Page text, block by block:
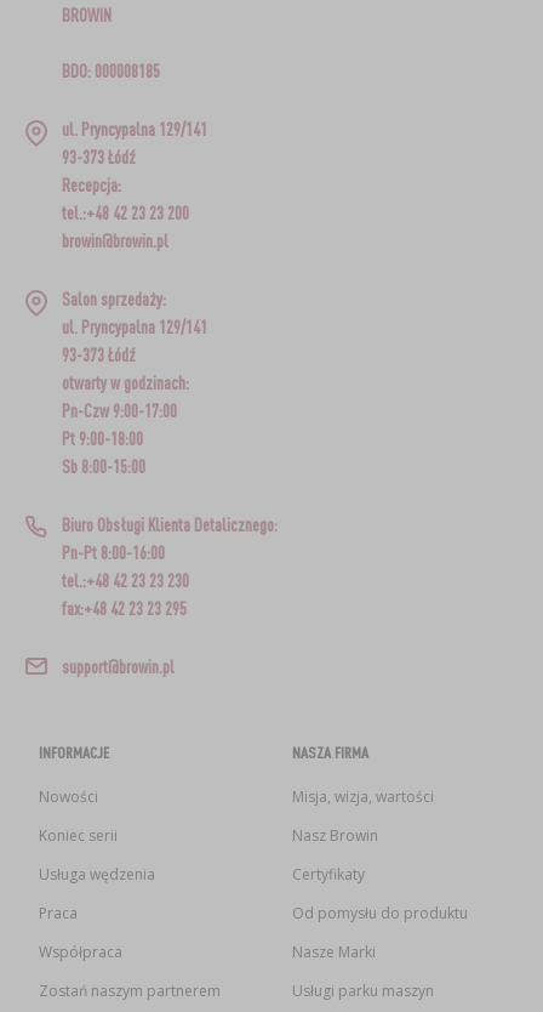
BROWIN
BDO: 000008185
ul. Pryncypalna 129/141
93-373 Łódź
Recepcja:
tel.:+48 42 23 23 200
browin@browin.pl
Salon sprzedaży:
ul. Pryncypalna 129/141
93-373 Łódź
otwarty w godzinach:
Pn-Czw 9:00-17:00
Pt 9:00-18:00
Sb 8:00-15:00
Biuro Obsługi Klienta Detalicznego:
Pn-Pt 8:00-16:00
tel.:+48 42 23 23 230
fax:+48 42 23 23 295
support@browin.pl
INFORMACJE
Nowości
Koniec serii
Usługa wędzenia
Praca
Współpraca
Zostań naszym partnerem
NASZA FIRMA
Misja, wizja, wartości
Nasz Browin
Certyfikaty
Od pomysłu do produktu
Nasze Marki
Usługi parku maszyn